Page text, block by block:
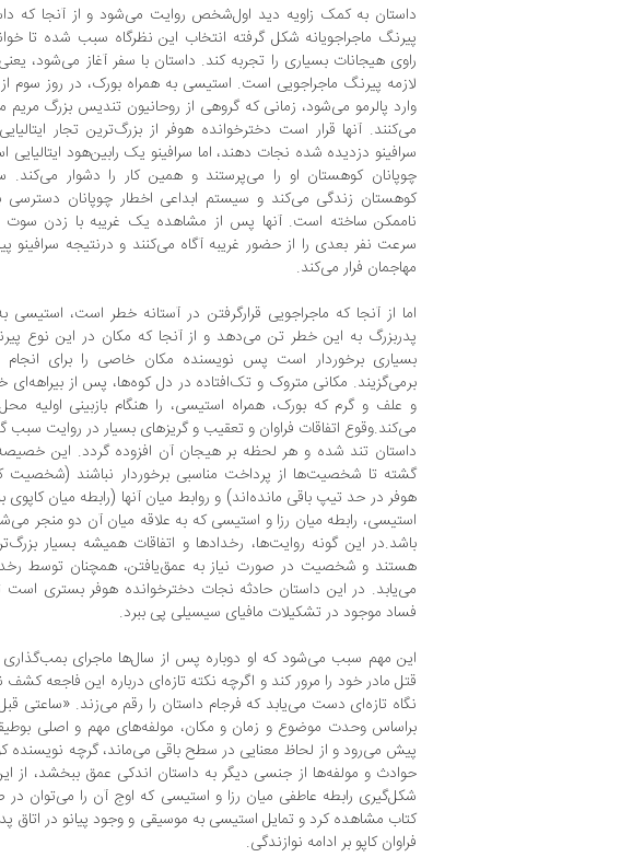
داستان به کمک زاویه دید اول‌شخص روایت می‌شود و از آنجا که
پیرنگ ماجراجویانه شکل گرفته انتخاب این نظرگاه سبب شده تا
راوی هیجانات بسیاری را تجربه کند. داستان با سفر آغاز می‌شود،
لازمه‌ پیرنگ ماجراجویی است. استیسی به همراه بورک، در روز سوم
وارد پالرمو می‌شود، زمانی که گروهی از روحانیون تندیس بزرگ
می‌کنند. آنها قرار است دخترخوانده‌ هوفر از بزرگ‌ترین تجار
سرافینو دزدیده شده نجات دهند، اما سرافینو یک رابین‌هود
چوپانان کوهستان او را می‌پرستند و همین کار را دشوار می‌کند.
کوهستان زندگی می‌کند و سیستم ابداعی اخطار چوپانان دسترسی به
ناممکن ساخته ‌است. آنها پس از مشاهده‌ یک غریبه با زدن
سرعت نفر بعدی را از حضور غریبه آگاه می‌کنند و درنتیجه سرافینو
مهاجمان فرار می‌کند.
اما از آنجا که ماجراجویی قرارگرفتن در آستانه‌ خطر است، استیسی
پدربزرگ به این خطر تن می‌دهد و از آنجا که مکان در این نوع
بسیاری برخوردار است پس نویسنده مکان خاصی را برای انجام
برمی‌گزیند. مکانی متروک و تک‌افتاده در دل کوه‌ها، پس از
و علف و گرم که بورک، همراه استیسی، را هنگام بازبینی اولیه‌
می‌کند.وقوع اتفاقات فراوان و تعقیب و گریزهای بسیار در روایت سبب
داستان تند شده و هر لحظه بر هیجان آن افزوده گردد. این
گشته تا شخصیت‌ها از پرداخت مناسبی برخوردار نباشند (شخصیت
هوفر در حد تیپ باقی مانده‌اند) و روابط میان آنها (رابطه‌ میان
استیسی، رابطه‌ میان رزا و استیسی که به علاقه‌ میان آن دو منجر
باشد.در این گونه روایت‌ها، رخدادها و اتفاقات همیشه بسیار
هستند و شخصیت در صورت نیاز به عمق‌یافتن، همچنان توسط
می‌یابد. در این داستان حادثه‌ نجات دخترخوانده‌ هوفر بستری است
فساد موجود در تشکیلات مافیای سیسیلی پی ببرد.
این مهم سبب می‌شود که او دوباره پس از سال‌ها ماجرای بمب‌گذاری
قتل مادر خود را مرور کند و اگرچه نکته‌ تازه‌‌ای درباره‌ این فاجعه کشف
نگاه تازه‌ای دست می‌یابد که فرجام داستان را رقم می‌زند. «ساعتی
براساس وحدت موضوع و زمان و مکان، مولفه‌های مهم و اصلی
پیش می‌رود و از لحاظ معنایی در سطح باقی می‌ماند، گرچه نویسنده
حوادث و مولفه‌ها از جنسی دیگر به داستان اندکی عمق ببخشد،
شکل‌گیری رابطه‌ عاطفی میان رزا و استیسی که اوج آن را می‌توان در
کتاب مشاهده کرد و تمایل استیسی به موسیقی و وجود پیانو در اتاق
فراوان کاپو بر ادامه‌ نوازندگی.